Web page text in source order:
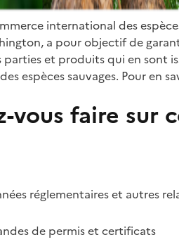
international des
a pour objectif de
parties et produits qui en sont
espèces sauvages. Pour en
vous faire sur
réglementaires et autres
de permis et certificats